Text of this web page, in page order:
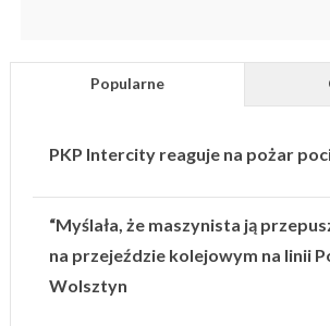
Popularne
PKP Intercity reaguje na pożar
“Myślała, że maszynista ją
na przejeździe kolejowym na linii
Wolsztyn